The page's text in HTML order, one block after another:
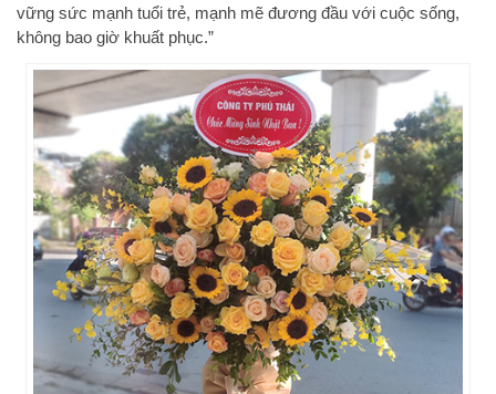
vững sức mạnh tuổi trẻ, mạnh mẽ đương đầu với cuộc sống,
không bao giờ khuất phục.”